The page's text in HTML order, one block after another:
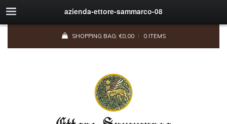
azienda-ettore-sammarco-08
SHOPPING BAG: €0,00 0 ITEMS